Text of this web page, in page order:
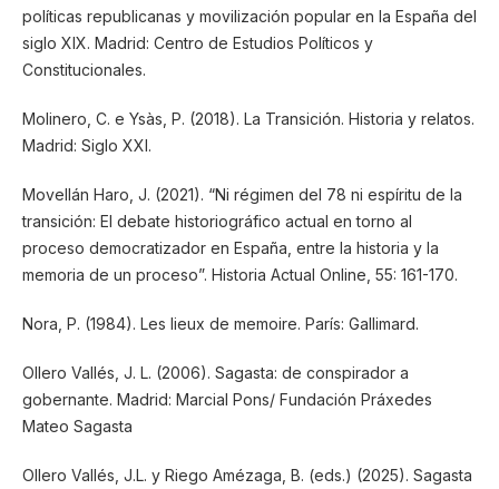
políticas republicanas y movilización popular en la España del
siglo XIX. Madrid: Centro de Estudios Políticos y
Constitucionales.
Molinero, C. e Ysàs, P. (2018). La Transición. Historia y relatos.
Madrid: Siglo XXI.
Movellán Haro, J. (2021). “Ni régimen del 78 ni espíritu de la
transición: El debate historiográfico actual en torno al
proceso democratizador en España, entre la historia y la
memoria de un proceso”. Historia Actual Online, 55: 161-170.
Nora, P. (1984). Les lieux de memoire. París: Gallimard.
Ollero Vallés, J. L. (2006). Sagasta: de conspirador a
gobernante. Madrid: Marcial Pons/ Fundación Práxedes
Mateo Sagasta
Ollero Vallés, J.L. y Riego Amézaga, B. (eds.) (2025). Sagasta